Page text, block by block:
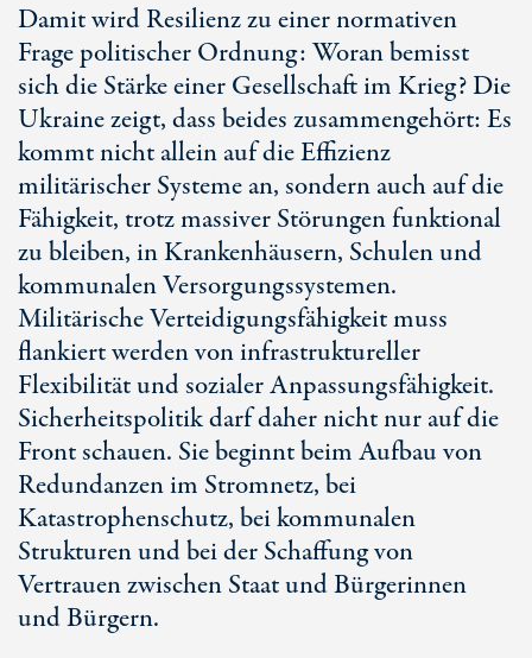
Damit wird Resilienz zu einer normativen
Frage politischer Ordnung: Woran bemisst
sich die Stärke einer Gesellschaft im Krieg? Die
Ukraine zeigt, dass beides zusammengehört: Es
kommt nicht allein auf die Effizienz
militärischer Systeme an, sondern auch auf die
Fähigkeit, trotz massiver Störungen funktional
zu bleiben, in Krankenhäusern, Schulen und
kommunalen Versorgungssystemen.
Militärische Verteidigungsfähigkeit muss
flankiert werden von infrastruktureller
Flexibilität und sozialer Anpassungsfähigkeit.
Sicherheitspolitik darf daher nicht nur auf die
Front schauen. Sie beginnt beim Aufbau von
Redundanzen im Stromnetz, bei
Katastrophenschutz, bei kommunalen
Strukturen und bei der Schaffung von
Vertrauen zwischen Staat und Bürgerinnen
und Bürgern.